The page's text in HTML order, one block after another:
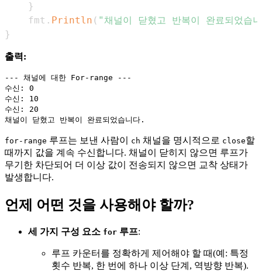
}
    fmt
. Println ( "채널이 닫혔고 반복이 완료되었습
}
출력:
--- 채널에 대한 For-range ---
수신: 0
수신: 10
수신: 20
for-range 루프는 보낸 사람이 ch 채널을 명시적으로 close할
때까지 값을 계속 수신합니다. 채널이 닫히지 않으면 루프가
무기한 차단되어 더 이상 값이 전송되지 않으면 교착 상태가
발생합니다.
언제 어떤 것을 사용해야 할까?
세 가지 구성 요소 for 루프:
루프 카운터를 정확하게 제어해야 할 때(예: 특정
횟수 반복, 한 번에 하나 이상 단계, 역방향 반복).